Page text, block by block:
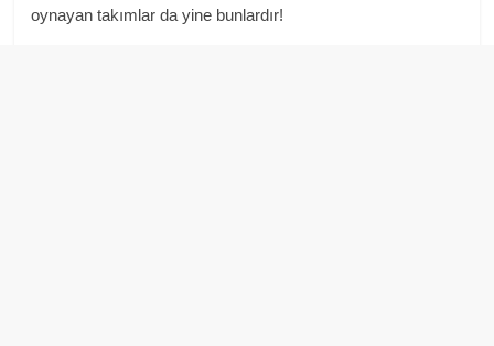
oynayan takımlar da yine bunlardır!